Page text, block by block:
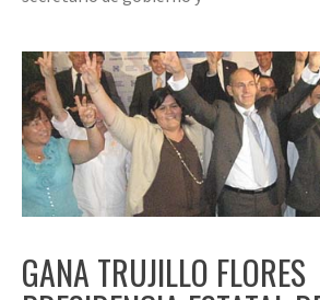
GANA TRUJILLO FLORES